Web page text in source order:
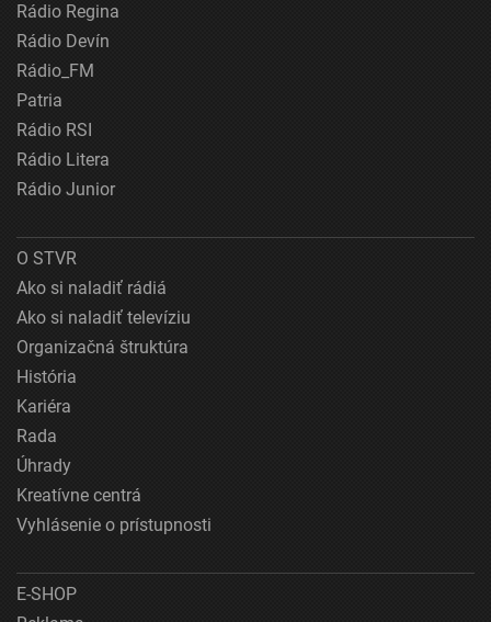
Rádio Regina
Rádio Devín
Rádio_FM
Patria
Rádio RSI
Rádio Litera
Rádio Junior
O STVR
Ako si naladiť rádiá
Ako si naladiť televíziu
Organizačná štruktúra
História
Kariéra
Rada
Úhrady
Kreatívne centrá
Vyhlásenie o prístupnosti
E-SHOP